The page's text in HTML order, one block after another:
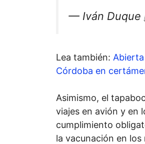
— Iván
Lea también:
Córdoba en
Asimismo, el
viajes en avión y en
cumplimiento
la vacunación en